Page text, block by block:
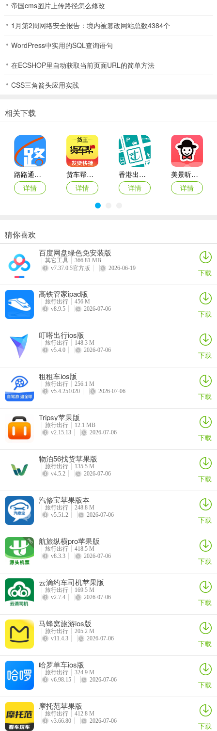
帝国cms图片上传路径怎么修改
1月第2周网络安全报告：境内被篡改网站总数4384个
WordPress中实用的SQL查询语句
在ECSHOP里自动获取当前页面URL的简单方法
CSS三角箭头应用实践
相关下载
路路通时刻表ios版
详情
货车帮货主苹果版
详情
香港出行易ios版(HKeMobilit)
详情
美景听听ios版
详情
上海交通卡苹果版
详情
元贝驾考ipad版
详情
货车帮ios版
锦江酒店app苹果版
猜你喜欢
百度网盘绿色免安装版
其它工具
366.81 MB
v7.37.0.5官方版
2026-06-19 下载
高铁管家ipad版
旅行出行
456 M
v8.9.5
2026-07-06 下载
叮嗒出行ios版
旅行出行
148.3 M
v5.4.0
2026-07-06 下载
租租车ios版
旅行出行
256.1 M
v5.4.251020
2026-07-06 下载
Tripsy苹果版
旅行出行
12.1 MB
v2.15.13
2026-07-06 下载
物泊56找货苹果版
旅行出行
135.5 M
v4.5.2
2026-07-06 下载
汽修宝苹果版本
旅行出行
248.8 M
v5.51.2
2026-07-06 下载
航旅纵横pro苹果版
旅行出行
418.5 M
v8.3.3
2026-07-06 下载
云滴约车司机苹果版
旅行出行
169.5 M
v2.7.4
2026-07-06 下载
马蜂窝旅游ios版
旅行出行
205.2 M
v11.4.3
2026-07-06 下载
哈罗单车ios版
旅行出行
324.9 M
v6.98.15
2026-07-06 下载
摩托范苹果版
旅行出行
412.8 M
v3.66.80
2026-07-06 下载